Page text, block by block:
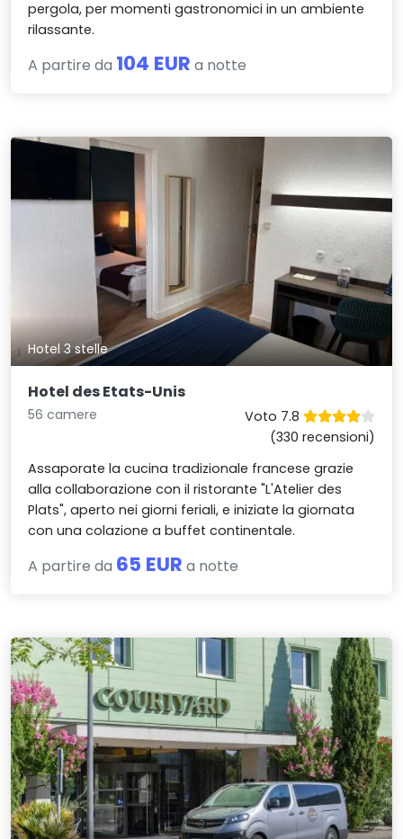
pergola, per momenti gastronomici in un ambiente
rilassante.
A partire da 104 EUR a notte
Hotel 3 stelle
Hotel des Etats-Unis
56 camere
Voto 7.8
(330 recensioni)
Assaporate la cucina tradizionale francese grazie
alla collaborazione con il ristorante "L'Atelier des
Plats", aperto nei giorni feriali, e iniziate la giornata
con una colazione a buffet continentale.
A partire da 65 EUR a notte